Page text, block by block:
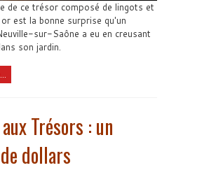
de ce trésor composé de lingots et
est la bonne surprise qu'un
sur-Saône a eu en creusant
son jardin.
Trésors : un
dollars